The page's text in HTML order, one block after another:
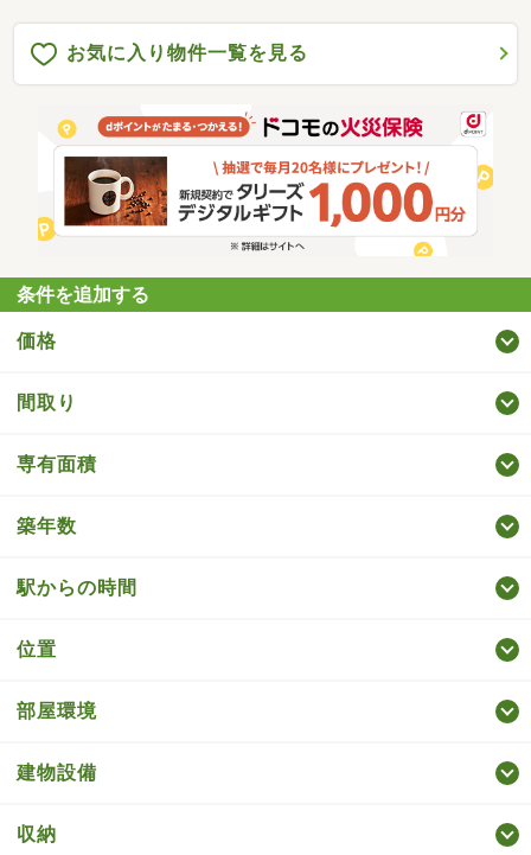
お気に入り物件一覧を見る
条件を追加する
価格
間取り
専有面積
築年数
駅からの時間
位置
部屋環境
建物設備
収納